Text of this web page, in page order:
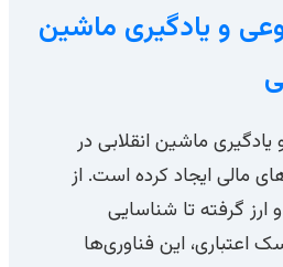
و یادگیری ماشین
ماشین انقلابی در
مالی ایجاد کرده است. از
گرفته تا شناسایی
اعتباری، این فناوری‌ها